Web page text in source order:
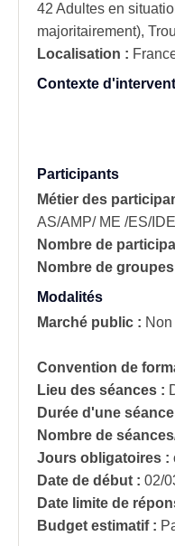
42 Adultes en
majoritairement),
Localisation :
Contexte
Participants
Métier des
AS/AMP/ ME /ES/
Nombre de
Nombre de groupes
Modalités
Marché public : Non
Convention de
Lieu des séances :
Durée d'une
Nombre de
Jours obligatoires :
Date de début : 02/
Date limite de
Budget estimatif :